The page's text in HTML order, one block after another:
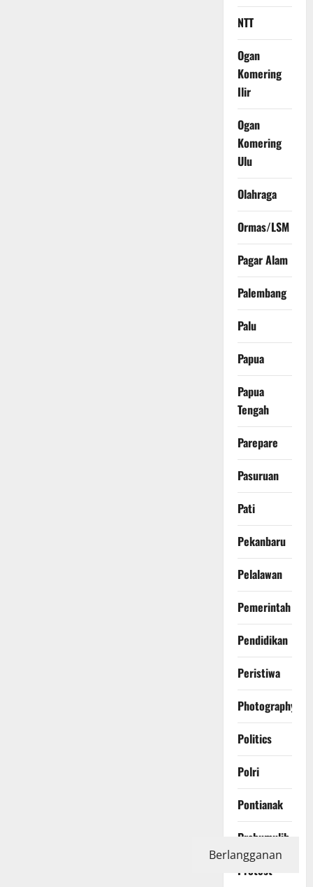
NTT
Ogan
Komering
Ilir
Ogan
Komering
Ulu
Olahraga
Ormas/LSM
Pagar Alam
Palembang
Palu
Papua
Papua
Tengah
Parepare
Pasuruan
Pati
Pekanbaru
Pelalawan
Pemerintah
Pendidikan
Peristiwa
Photography
Politics
Polri
Pontianak
Prabumulih
Protest
Berlangganan